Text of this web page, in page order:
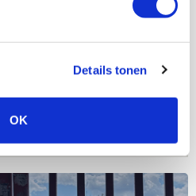
Details tonen
OK